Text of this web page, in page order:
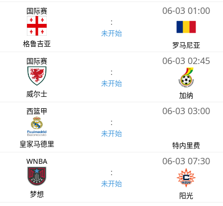
国际赛
格鲁吉亚
:
未开始
06-03 01:00
罗马尼亚
国际赛
威尔士
:
未开始
06-03 02:45
加纳
西篮甲
皇家马德里
:
未开始
06-03 03:00
特内里费
WNBA
梦想
:
未开始
06-03 07:30
阳光